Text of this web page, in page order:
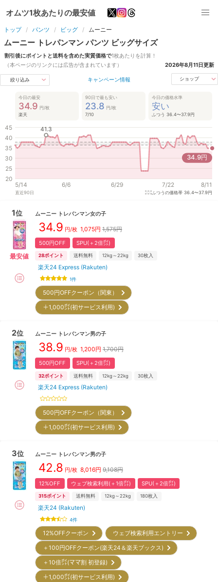
オムツ1枚あたりの最安値
トップ パンツ ビッグ ムーニー
ムーニー トレパンマン パンツ ビッグサイズ
割引後にポイントと送料を含めた実質価格で1枚あたりを計算！
（本ページのリンクには広告が含まれています）
2026年8月11日更新
絞り込み キャンペーン情報 ショップ
今日の最安
34.9 円/枚
楽天
90日で最も安い
23.8 円/枚
7/10
今日の価格水準
安い
ふつう 36.4〜37.9円
20
25
30
35
40
45
5/14 6/6 6/29 7/22 8/11
41.3
34.9円
直近90日 ふつうの価格帯36.4〜37.9円
1位
最安値
ムーニー トレパンマン女の子
34.9 円/枚 1,075円 1,575円
500円OFF SPU(＋2倍㌽)
28ポイント 送料無料 12kg～22kg 30枚入
楽天24 Express (Rakuten)
1件
500円OFFクーポン（関東）
＋1,000㌽(初サービス利用)
2位 ムーニー トレパンマン男の子
38.9 円/枚 1,200円 1,700円
500円OFF SPU(＋2倍㌽)
32ポイント 送料無料 12kg～22kg 30枚入
楽天24 Express (Rakuten)
500円OFFクーポン（関東）
＋1,000㌽(初サービス利用)
3位 ムーニー トレパンマン男の子
42.8 円/枚 8,016円 9,108円
12%OFF ウェブ検索利用(＋1倍㌽) SPU(＋2倍㌽)
315ポイント 送料無料 12kg～22kg 180枚入
楽天24 (Rakuten)
4件
12%OFFクーポン
ウェブ検索利用エントリー
＋100円OFFクーポン(楽天24＆楽天ブックス)
＋10倍㌽(ママ割 初登録)
＋1,000㌽(初サービス利用)